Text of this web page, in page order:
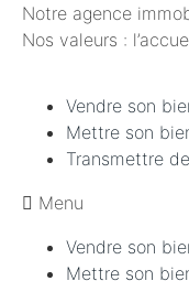
Notre agence
Nos valeurs :
Vendre son
Mettre son
Transmettre
Menu
Vendre son
Mettre son